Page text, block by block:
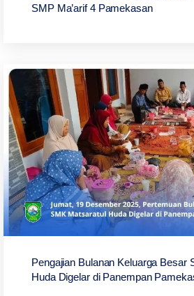
SMP Ma’arif 4 Pamekasan
Pengajian Bulanan Keluarga Besar
Huda Digelar di Panempan